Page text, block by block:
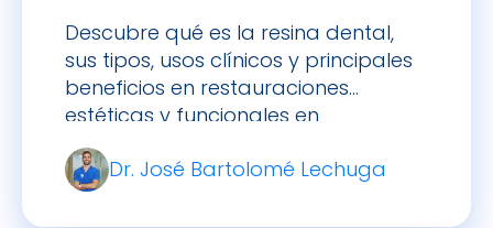
Descubre qué es la resina dental,
sus tipos, usos clínicos y principales
beneficios en restauraciones
estéticas y funcionales en
odontología.
Dr. José Bartolomé Lechuga